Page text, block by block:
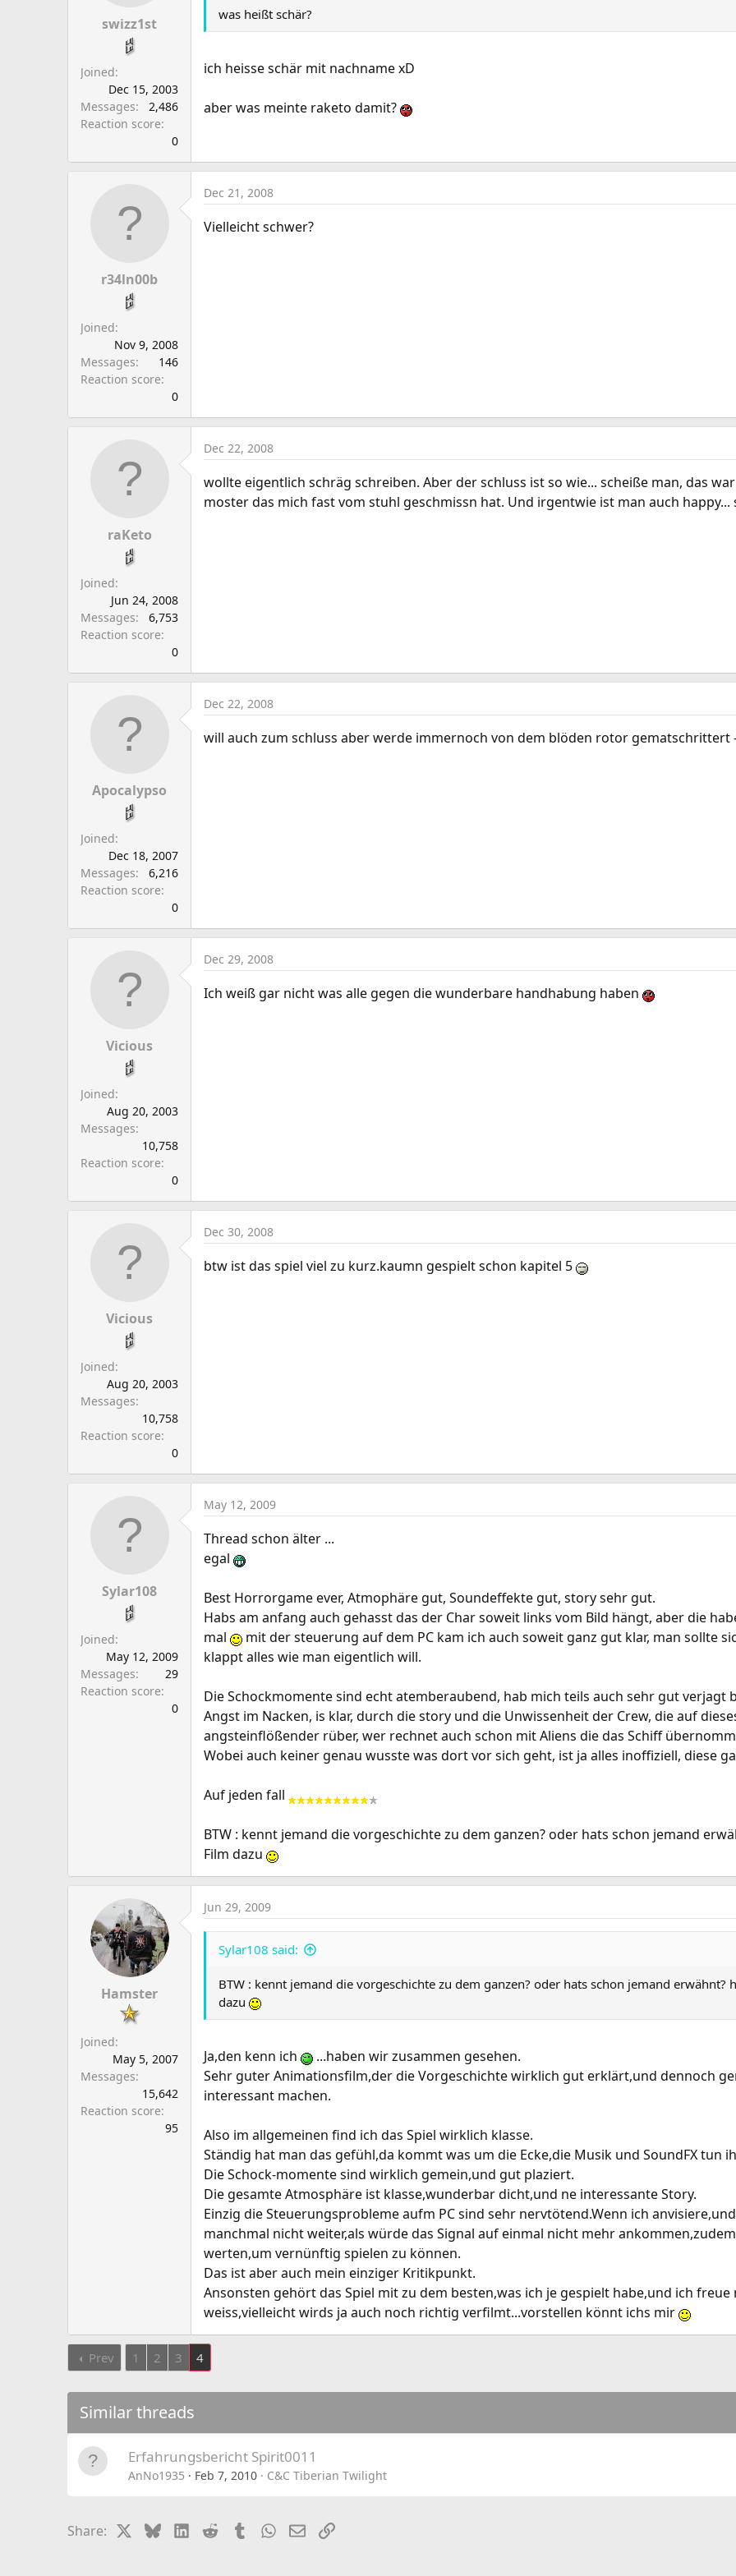
r
swizz1st
Joined
Dec 15, 2003
Messages
2,486
Reaction score
0
was heißt schär?
ich heisse schär mit nachname xD
aber was meinte raketo damit?
r34ln00b
Joined
Nov 9, 2008
Messages
146
Reaction score
0
Dec 21, 2008
Vielleicht schwer?
raKeto
Joined
Jun 24, 2008
Messages
6,753
Reaction score
0
Dec 22, 2008
wollte eigentlich schräg schreiben. Aber der schluss ist so wie... scheiße man, das
moster das mich fast vom stuhl geschmissn hat. Und irgentwie ist man auch
Apocalypso
Joined
Dec 18, 2007
Messages
6,216
Reaction score
0
Dec 22, 2008
will auch zum schluss aber werde immernoch von dem blöden rotor gematschrittert
Vicious
Joined
Aug 20, 2003
Messages
10,758
Reaction score
0
Dec 29, 2008
Ich weiß gar nicht was alle gegen die wunderbare handhabung haben
Vicious
Joined
Aug 20, 2003
Messages
10,758
Reaction score
0
Dec 30, 2008
btw ist das spiel viel zu kurz.kaumn gespielt schon kapitel 5
Sylar108
Joined
May 12, 2009
Messages
29
Reaction score
0
May 12, 2009
Thread schon älter ...
egal
Best Horrorgame ever, Atmophäre gut, Soundeffekte gut, story sehr gut.
Habs am anfang auch gehasst das der Char soweit links vom Bild hängt, aber die
mal
mit der steuerung auf dem PC kam ich auch soweit ganz gut klar, man sollte
klappt alles wie man eigentlich will.
Die Schockmomente sind echt atemberaubend, hab mich teils auch sehr gut verjagt
Angst im Nacken, is klar, durch die story und die Unwissenheit der Crew, die auf
angsteinflößender rüber, wer rechnet auch schon mit Aliens die das Schiff
Wobei auch keiner genau wusste was dort vor sich geht, ist ja alles inoffiziell, diese
Auf jeden fall
BTW : kennt jemand die vorgeschichte zu dem ganzen? oder hats schon jemand
Film dazu
Hamster
Joined
May 5, 2007
Messages
15,642
Reaction score
95
Jun 29, 2009
Sylar108 said:
BTW : kennt jemand die vorgeschichte zu dem ganzen? oder hats schon jemand erwähnt?
dazu
Ja,den kenn ich
...haben wir zusammen gesehen.
Sehr guter Animationsfilm,der die Vorgeschichte wirklich gut erklärt,und dennoch
interessant machen.
Also im allgemeinen find ich das Spiel wirklich klasse.
Ständig hat man das gefühl,da kommt was um die Ecke,die Musik und SoundFX tun
Die Schock-momente sind wirklich gemein,und gut plaziert.
Die gesamte Atmosphäre ist klasse,wunderbar dicht,und ne interessante Story.
Einzig die Steuerungsprobleme aufm PC sind sehr nervtötend.Wenn ich
manchmal nicht weiter,als würde das Signal auf einmal nicht mehr
werten,um vernünftig spielen zu können.
Das ist aber auch mein einziger Kritikpunkt.
Ansonsten gehört das Spiel mit zu dem besten,was ich je gespielt habe,und ich
weiss,vielleicht wirds ja auch noch richtig verfilmt...vorstellen könnt ichs mir
Prev 1 2 3 4
Similar threads
Erfahrungsbericht Spirit0011
AnNo1935 Feb 7, 2010 C&C Tiberian Twilight
Share: BlueskyLinkedIn
Reddit TumblrWhatsApp
EmailLink